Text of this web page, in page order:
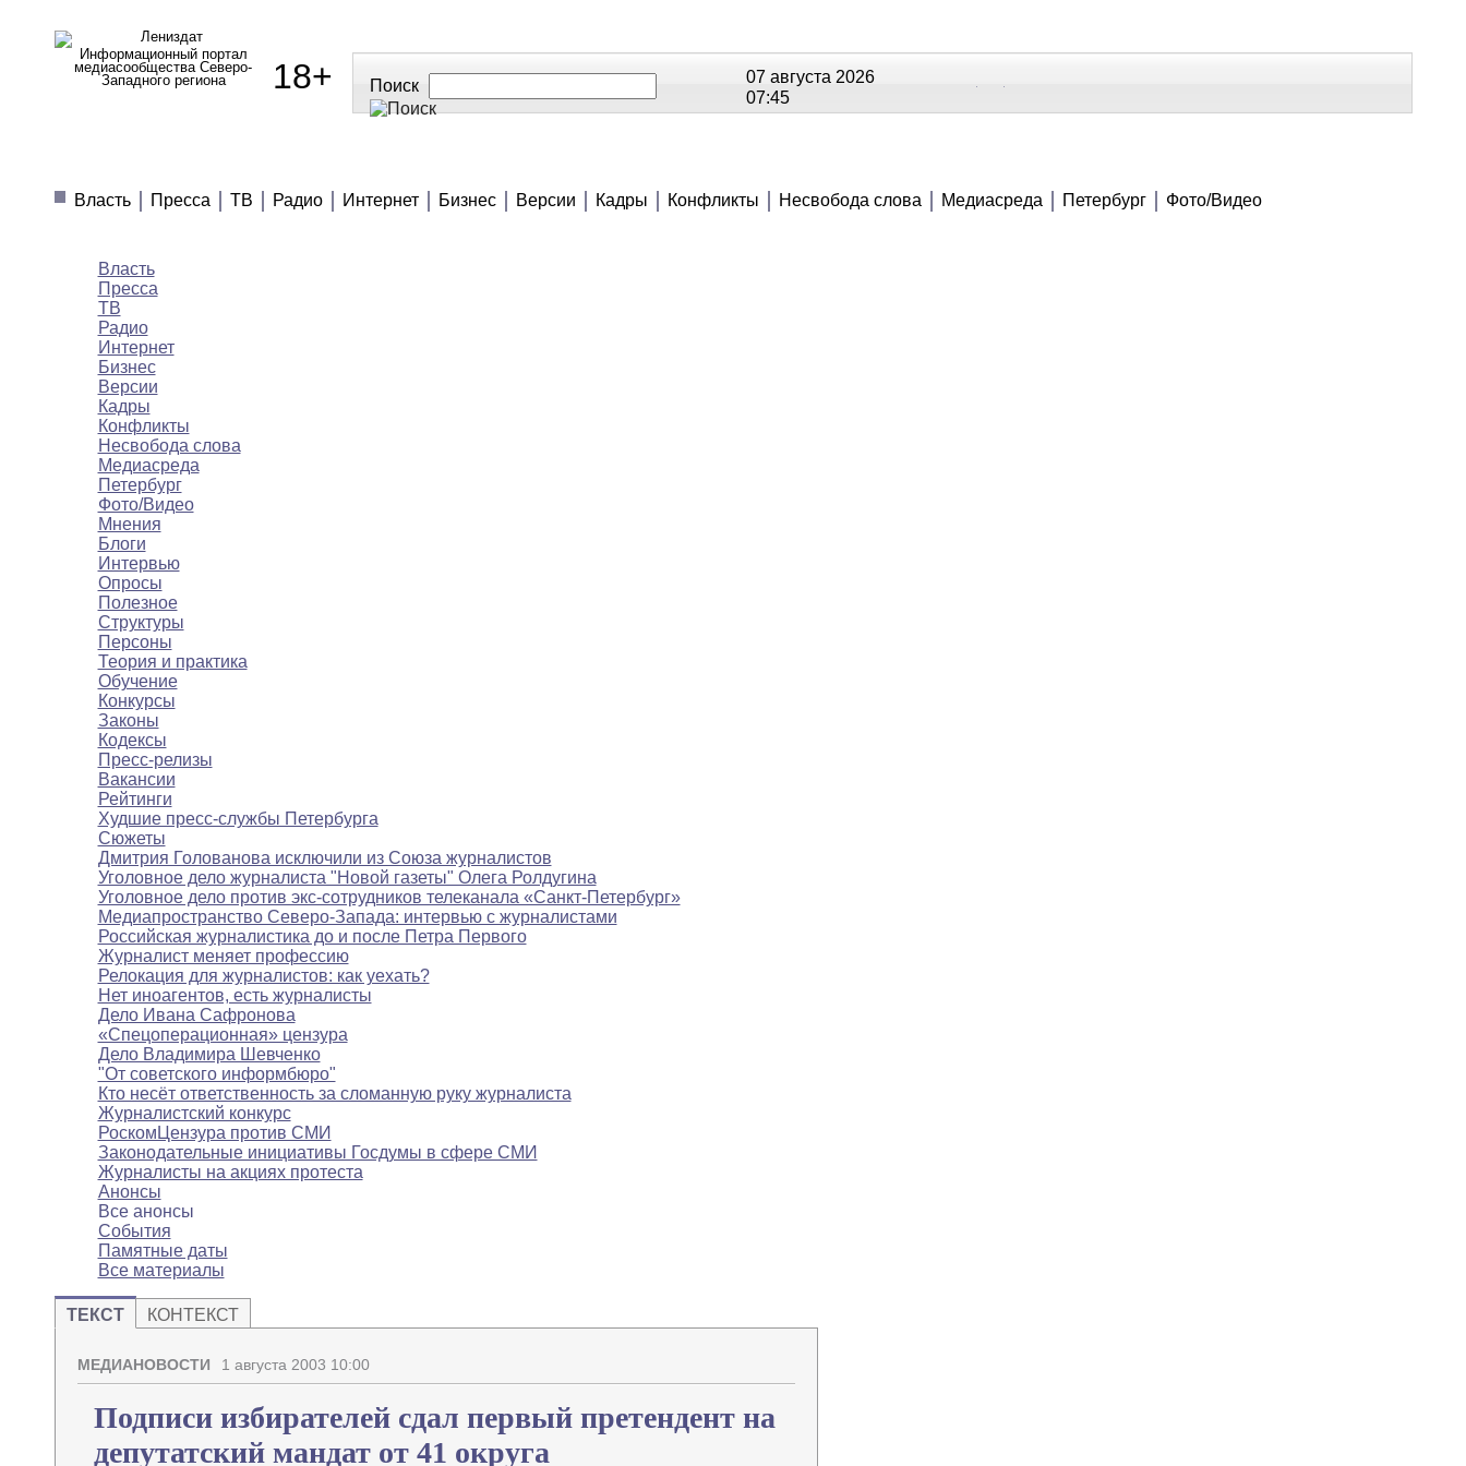
Информационный портал
медиасообщества Северо-
Западного региона
18+ Поиск
07 августа 2026
07:45
Власть
Пресса ТВ Радио Интернет Бизнес Версии Кадры Конфликты Несвобода слова Медиасреда Петербург Фото/Видео
Власть
Пресса
ТВ
Радио
Интернет
Бизнес
Версии
Кадры
Конфликты
Несвобода слова
Медиасреда
Петербург
Фото/Видео
Мнения
Блоги
Интервью
Опросы
Полезное
Структуры
Персоны
Теория и практика
Обучение
Конкурсы
Законы
Кодексы
Пресс-релизы
Вакансии
Рейтинги
Худшие пресс-службы Петербурга
Сюжеты
Дмитрия Голованова исключили из Союза журналистов
Уголовное дело журналиста "Новой газеты" Олега Ролдугина
Уголовное дело против экс-сотрудников телеканала «Санкт-Петербург»
Медиапространство Северо-Запада: интервью с журналистами
Российская журналистика до и после Петра Первого
Журналист меняет профессию
Релокация для журналистов: как уехать?
Нет иноагентов, есть журналисты
Дело Ивана Сафронова
«Спецоперационная» цензура
Дело Владимира Шевченко
"От советского информбюро"
Кто несёт ответственность за сломанную руку журналиста
Журналистский конкурс
РоскомЦензура против СМИ
Законодательные инициативы Госдумы в сфере СМИ
Журналисты на акциях протеста
Анонсы
Все анонсы
События
Памятные даты
Все материалы
ТЕКСТ КОНТЕКСТ
МЕДИАНОВОСТИ 1 августа 2003 10:00
Подписи избирателей сдал первый претендент на
депутатский мандат от 41 округа